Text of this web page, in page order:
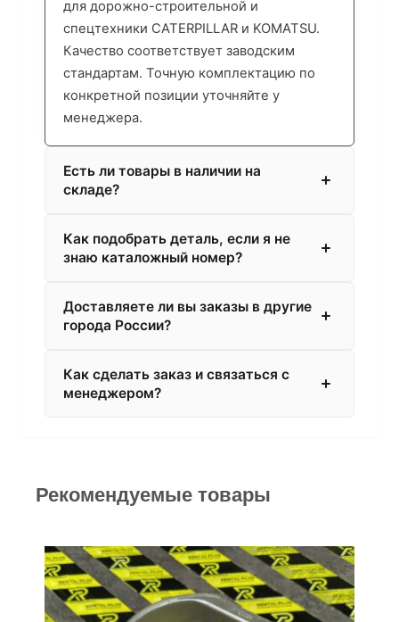
для дорожно-строительной и
спецтехники CATERPILLAR и KOMATSU.
Качество соответствует заводским
стандартам. Точную комплектацию по
конкретной позиции уточняйте у
менеджера.
Есть ли товары в наличии на
складе?
Как подобрать деталь, если я не
знаю каталожный номер?
Доставляете ли вы заказы в другие
города России?
Как сделать заказ и связаться с
менеджером?
Рекомендуемые товары